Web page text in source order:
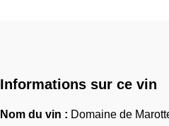
Informations sur ce vin
Nom du vin : Domaine de